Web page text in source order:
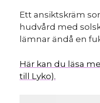
Ett ansiktskräm
hudvård med
lämnar ändå en
Här kan du läsa
till Lyko).